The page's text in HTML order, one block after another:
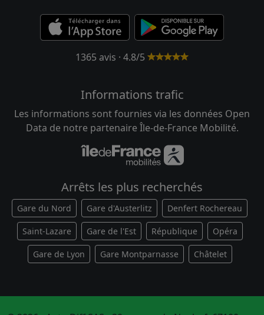
1365 avis · 4.8/5
Informations trafic
Les informations sont fournies via les données Open
Data de notre partenaire Île-de-France Mobilité.
Arrêts les plus recherchés
Gare du Nord Gare d'Austerlitz Denfert Rochereau
Saint-Lazare Gare de l'Est République Opéra
Gare de Lyon Gare Montparnasse Châtelet